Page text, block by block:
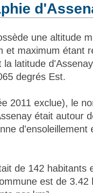
une altitude
et maximum étant
latitude
degrés Est.
2011 exclue), le
était autour
d'ensoleillement
de 142 habitants
est de 3.42